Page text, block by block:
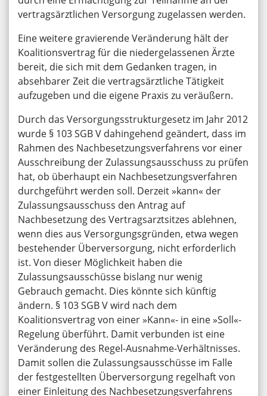
vertragsärztlichen Versorgung zugelassen werden.
Eine weitere gravierende Veränderung hält der
Koalitionsvertrag für die niedergelassenen Ärzte
bereit, die sich mit dem Gedanken tragen, in
absehbarer Zeit die vertragsärztliche Tätigkeit
aufzugeben und die eigene Praxis zu veräußern.
Durch das Versorgungsstrukturgesetz im Jahr 2012
wurde § 103 SGB V dahingehend geändert, dass im
Rahmen des Nachbesetzungsverfahrens vor einer
Ausschreibung der Zulassungsausschuss zu prüfen
hat, ob überhaupt ein Nachbesetzungsverfahren
durchgeführt werden soll. Derzeit »kann« der
Zulassungsausschuss den Antrag auf
Nachbesetzung des Vertragsarztsitzes ablehnen,
wenn dies aus Versorgungsgründen, etwa wegen
bestehender Überversorgung, nicht erforderlich
ist. Von dieser Möglichkeit haben die
Zulassungsausschüsse bislang nur wenig
Gebrauch gemacht. Dies könnte sich künftig
ändern. § 103 SGB V wird nach dem
Koalitionsvertrag von einer »Kann«- in eine »Soll«-
Regelung überführt. Damit verbunden ist eine
Veränderung des Regel-Ausnahme-Verhältnisses.
Damit sollen die Zulassungsausschüsse im Falle
der festgestellten Überversorgung regelhaft von
einer Einleitung des Nachbesetzungsverfahrens